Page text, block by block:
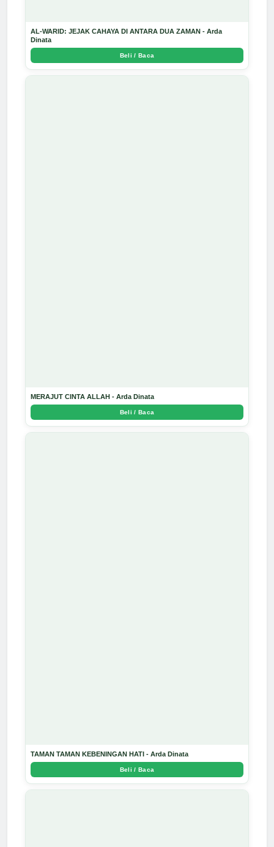
AL-WARID: JEJAK CAHAYA DI ANTARA DUA ZAMAN - Arda
Dinata
Beli / Baca
MERAJUT CINTA ALLAH - Arda Dinata
Beli / Baca
TAMAN TAMAN KEBENINGAN HATI - Arda Dinata
Beli / Baca